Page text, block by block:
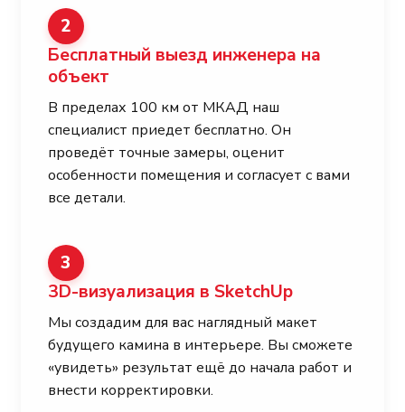
2
Бесплатный выезд инженера на
объект
В пределах 100 км от МКАД наш
специалист приедет бесплатно. Он
проведёт точные замеры, оценит
особенности помещения и согласует с вами
все детали.
3
3D-визуализация в SketchUp
Мы создадим для вас наглядный макет
будущего камина в интерьере. Вы сможете
«увидеть» результат ещё до начала работ и
внести корректировки.